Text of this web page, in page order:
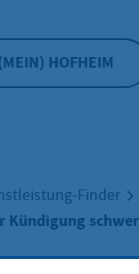
HOFHEIM
Finder
Kündigung